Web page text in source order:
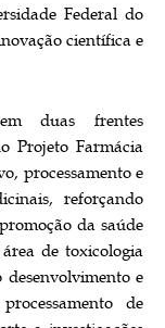
Federal do
científica e
duas frentes
Projeto Farmácia
processamento e
reforçando
da saúde
de toxicologia
e
de